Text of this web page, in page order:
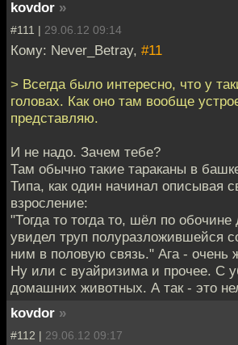
kovdor »
#111 | 29.06.12 09:14
Кому: Never_Betray, #11
> Всегда было интересно, что у
головах. Как оно там вообще
представляю.
И не надо. Зачем тебе?
Там обычно такие тараканы в
Типа, как один начинал описывая
взросление:
"Тогда то тогда то, шёл по обочине
увидел труп полуразложившейся
ним в половую связь." Ага - очень
Ну или с вуайризима и прочее. С
домашних животных. А так - это
kovdor »
#112 | 29.06.12 09:17